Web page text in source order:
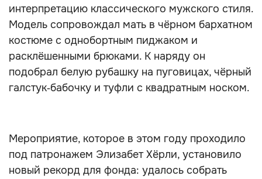
интерпретацию классического мужского стиля.
Модель сопровождал мать в чёрном бархатном
костюме с однобортным пиджаком и
расклёшенными брюками. К наряду он
подобрал белую рубашку на пуговицах, чёрный
галстук‑бабочку и туфли с квадратным носком.
Мероприятие, которое в этом году проходило
под патронажем Элизабет Хёрли, установило
новый рекорд для фонда: удалось собрать